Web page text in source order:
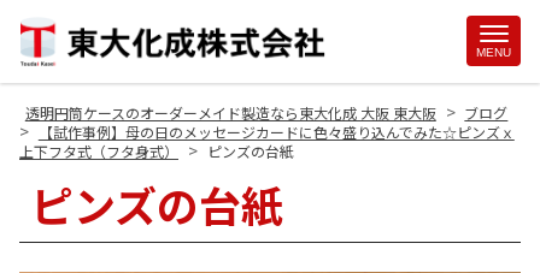
MENU
透明円筒ケースのオーダーメイド製造なら東大化成 大阪 東大阪 > ブログ
>
【試作事例】母の日のメッセージカードに色々盛り込んでみた☆ピンズｘ
上下フタ式（フタ身式）
> ピンズの台紙
ピンズの台紙
Site
Footer